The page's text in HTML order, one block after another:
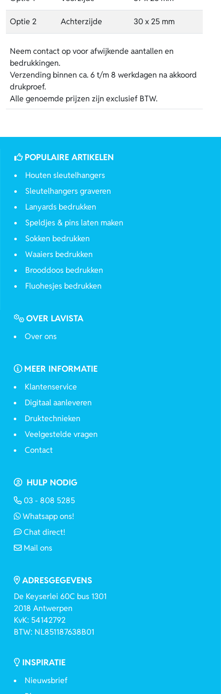
Optie 2 Achterzijde 30 x 25 mm
Neem contact op voor afwijkende aantallen en
bedrukkingen.
Verzending binnen ca. 6 t/m 8 werkdagen na akkoord
drukproef.
Alle genoemde prijzen zijn exclusief BTW.
POPULAIRE ARTIKELEN
Houten sleutelhangers
Sleutelhangers graveren
Lanyards bedrukken
Speldjes & pins laten maken
Sokken bedrukken
Waaiers bedrukken
Brooddoos bedrukken
Fluohesjes bedrukken
OVER LAVISTA
Over ons
MEER INFORMATIE
Klantenservice
Digitaal aanleveren
Druktechnieken
Veelgestelde vragen
Contact
HULP NODIG
03 - 808 5285
Whatsapp ons!
Chat direct!
Mail ons
ADRESGEGEVENS
De Keyserlei 60C bus 1301
2018 Antwerpen
KvK: 54142792
BTW: NL851187638B01
INSPIRATIE
Nieuwsbrief